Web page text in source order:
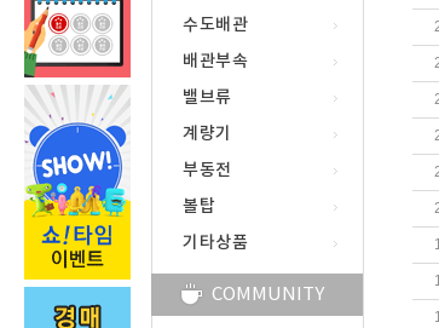
수도배관
배관부속
밸브류
계량기
부동전
볼탑
기타상품
COMMUNITY